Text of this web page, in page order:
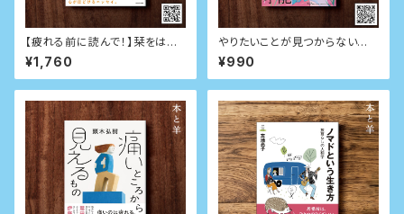
【疲れる前に読んで！】栞をはさ
むように休めばいい
¥1,760
やりたいことが見つからない君
へ (小学館Youth Books)
¥990